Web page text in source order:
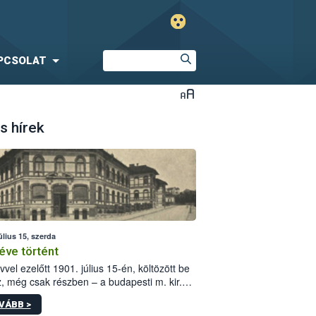
hírek
15, szerda
történt
ezelőtt 1901. július 15-én, költözött be
még csak részben – a budapesti m. kir.
állomás a Kis Rókus utca
alatti, Czigler Győző által tervezett új
>